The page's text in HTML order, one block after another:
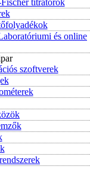
és online
szoftverek